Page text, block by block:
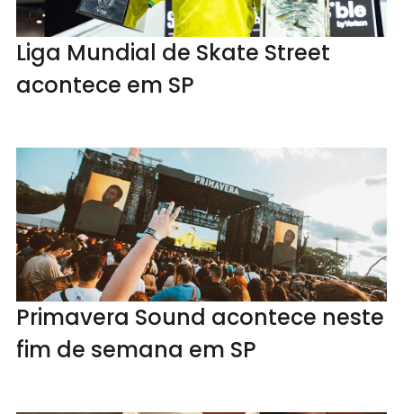
Liga Mundial de Skate Street
acontece em SP
Primavera Sound acontece neste
fim de semana em SP